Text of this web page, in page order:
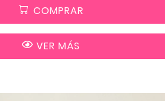
COMPRAR
VER MÁS